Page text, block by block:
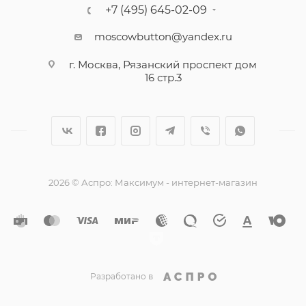
+7 (495) 645-02-09
moscowbutton@yandex.ru
г. Москва, Рязанский проспект дом
16 стр.3
2026 © Аспро: Максимум - интернет-магазин
Разработано в